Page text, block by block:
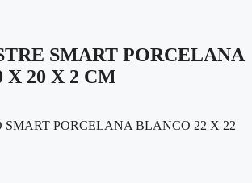
SMART PORCELANA
X 20 X 2 CM